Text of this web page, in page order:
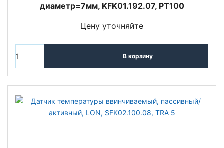
диаметр=7мм, KFK01.192.07, PT100
Цену уточняйте
В корзину